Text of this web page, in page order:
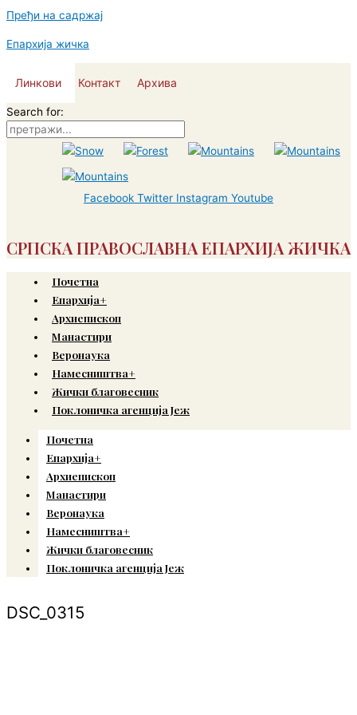
Пређи на садржај
Епархија жичка
Линкови Контакт Архива
Search for:
Facebook Twitter Instagram Youtube
СРПСКА ПРАВОСЛАВНА ЕПАРХИЈА ЖИЧКА
Почетна
Епархија+
Архиепископ
Манастири
Веронаука
Намесништва+
Жички благовесник
Поклоничка агенција Јеж
Почетна
Епархија+
Архиепископ
Манастири
Веронаука
Намесништва+
Жички благовесник
Поклоничка агенција Јеж
DSC_0315